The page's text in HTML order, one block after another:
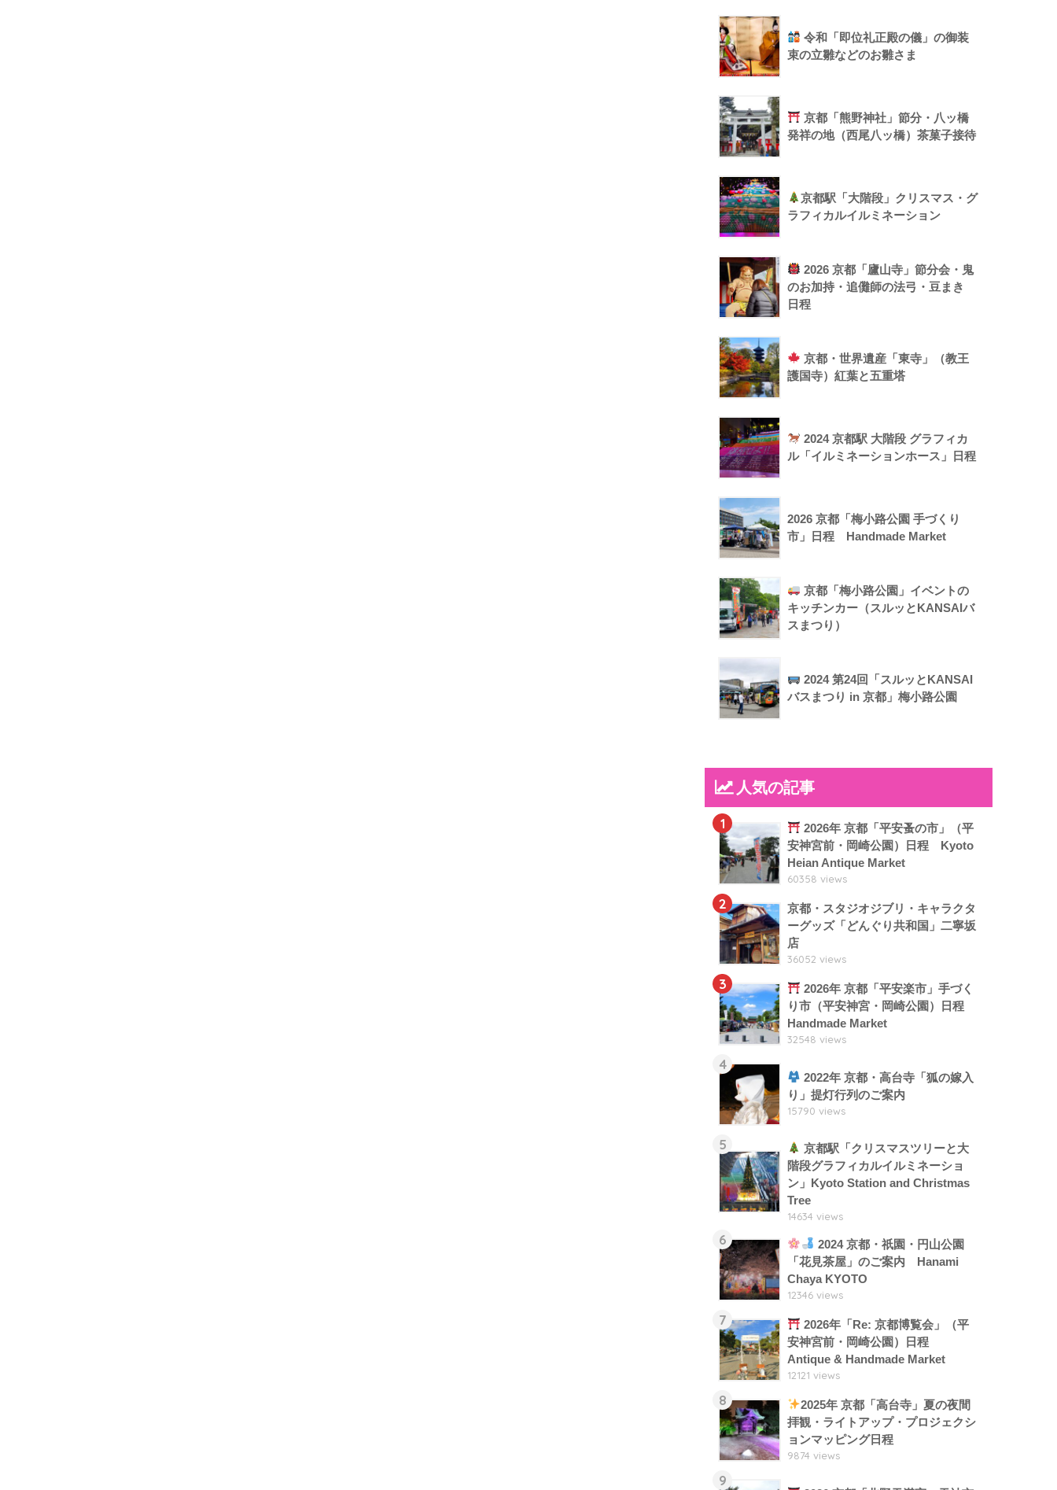
令和「即位礼正殿の儀」の御装
束の立雛などのお雛さま
京都「熊野神社」節分・八ッ橋
発祥の地（西尾八ッ橋）茶菓子接待
京都駅「大階段」クリスマス・グ
ラフィカルイルミネーション
2026 京都「廬山寺」節分会・鬼
のお加持・追儺師の法弓・豆まき
日程
京都・世界遺産「東寺」（教王
護国寺）紅葉と五重塔
2024 京都駅 大階段 グラフィカ
ル「イルミネーションホース」日程
2026 京都「梅小路公園 手づくり
市」日程 Handmade Market
京都「梅小路公園」イベントの
キッチンカー（スルッとKANSAIバ
スまつり）
2024 第24回「スルッとKANSAI
バスまつり in 京都」梅小路公園
人気の記事
1
2026年 京都「平安蚤の市」（平
安神宮前・岡崎公園）日程 Kyoto
Heian Antique Market
60358 views
2
京都・スタジオジブリ・キャラクタ
ーグッズ「どんぐり共和国」二寧坂
店
36052 views
3
2026年 京都「平安楽市」手づく
り市（平安神宮・岡崎公園）日程
Handmade Market
32548 views
4
2022年 京都・高台寺「狐の嫁入
り」提灯行列のご案内
15790 views
5
京都駅「クリスマスツリーと大
階段グラフィカルイルミネーショ
ン」Kyoto Station and Christmas
Tree
14634 views
6
2024 京都・祇園・円山公園
「花見茶屋」のご案内 Hanami
Chaya KYOTO
12346 views
7
2026年「Re: 京都博覧会」（平
安神宮前・岡崎公園）日程
Antique & Handmade Market
12121 views
8
2025年 京都「高台寺」夏の夜間
拝観・ライトアップ・プロジェクシ
ョンマッピング日程
9874 views
9